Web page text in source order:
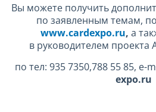
Вы можете получить
по заявленным темам,
www.cardexpo.ru, а
в руководителем проекта
по тел: 935 7350,788 55 85, e-
expo.ru